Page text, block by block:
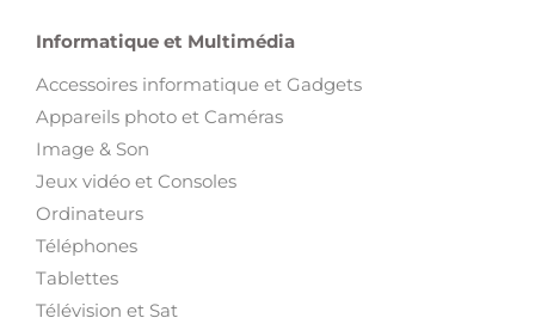
Informatique et Multimédia
Accessoires informatique et Gadgets
Appareils photo et Caméras
Image & Son
Jeux vidéo et Consoles
Ordinateurs
Téléphones
Tablettes
Télévision et Sat